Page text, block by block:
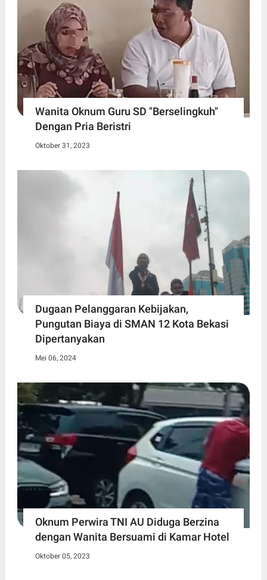
Wanita Oknum Guru SD "Berselingkuh"
Dengan Pria Beristri
Oktober 31, 2023
Dugaan Pelanggaran Kebijakan,
Pungutan Biaya di SMAN 12 Kota Bekasi
Dipertanyakan
Mei 06, 2024
Oknum Perwira TNI AU Diduga Berzina
dengan Wanita Bersuami di Kamar Hotel
Oktober 05, 2023